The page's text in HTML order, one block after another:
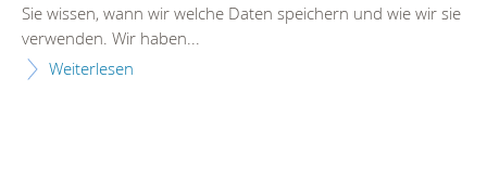
Sie wissen, wann wir welche Daten speichern und wie wir sie
verwenden. Wir haben...
Weiterlesen